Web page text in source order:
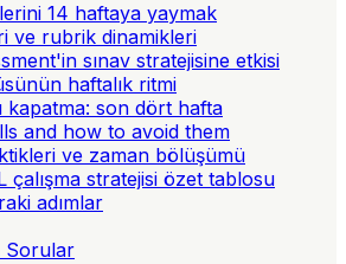
14 haftaya yaymak
ve rubrik dinamikleri
sınav stratejisine etkisi
haftalık ritmi
kapatma: son dört hafta
and how to avoid them
ve zaman bölüşümü
çalışma stratejisi özet tablosu
adımlar
Sorular